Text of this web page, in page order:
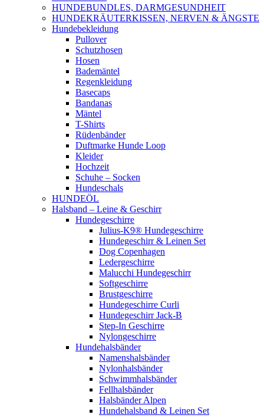
HUNDEBUNDLES, DARMGESUNDHEIT
HUNDEKRÄUTERKISSEN, NERVEN & ÄNGSTE
Hundebekleidung
Pullover
Schutzhosen
Hosen
Bademäntel
Regenkleidung
Basecaps
Bandanas
Mäntel
T-Shirts
Rüdenbänder
Duftmarke Hunde Loop
Kleider
Hochzeit
Schuhe – Socken
Hundeschals
HUNDEÖL
Halsband – Leine & Geschirr
Hundegeschirre
Julius-K9® Hundegeschirre
Hundegeschirr & Leinen Set
Dog Copenhagen
Ledergeschirre
Malucchi Hundegeschirr
Softgeschirre
Brustgeschirre
Hundegeschirre Curli
Hundegeschirr Jack-B
Step-In Geschirre
Nylongeschirre
Hundehalsbänder
Namenshalsbänder
Nylonhalsbänder
Schwimmhalsbänder
Fellhalsbänder
Halsbänder Alpen
Hundehalsband & Leinen Set